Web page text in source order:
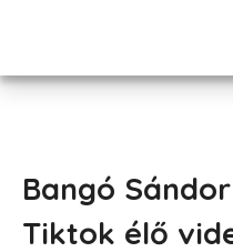
Bangó
Tiktok élő